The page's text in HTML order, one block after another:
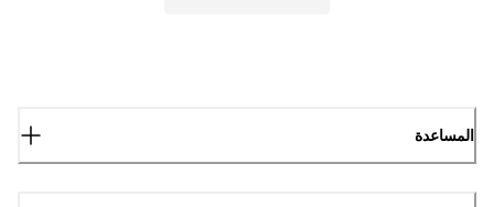
المساعدة